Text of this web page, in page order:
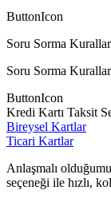
ButtonIcon
Soru Sorma
Soru Sorma
ButtonIcon
Kredi Kartı Taksit
Bireysel Kartlar
Ticari Kartlar
Anlaşmalı
seçeneği ile hızlı,